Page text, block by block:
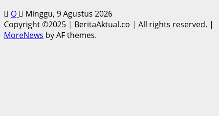
Q
Minggu, 9 Agustus 2026
Copyright ©2025 | BeritaAktual.co | All rights reserved. |
MoreNews by AF themes.